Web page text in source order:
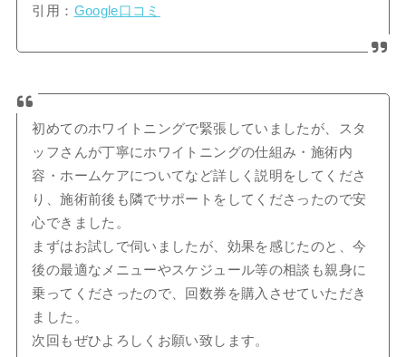
引用： Google口コミ
初めてのホワイトニングで緊張していましたが、スタ
ッフさんが丁寧にホワイトニングの仕組み・施術内
容・ホームケアについてなど詳しく説明をしてくださ
り、施術前後も隣でサポートをしてくださったので安
心できました。
まずはお試しで伺いましたが、効果を感じたのと、今
後の最適なメニューやスケジュール等の相談も親身に
乗ってくださったので、回数券を購入させていただき
ました。
次回もぜひよろしくお願い致します。